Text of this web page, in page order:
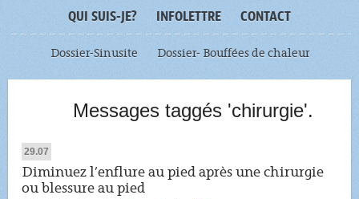
QUI SUIS-JE?
INFOLETTRE CONTACT
Dossier-Sinusite Dossier- Bouffées de chaleur
Messages taggés 'chirurgie'.
29.07
Diminuez l’enflure au pied après une chirurgie
ou blessure au pied